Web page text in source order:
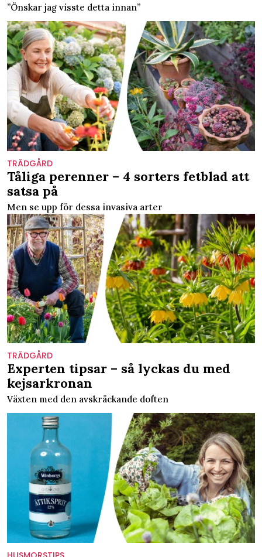
”Önskar jag visste detta innan”
TRÄDGÅRD
Tåliga perenner – 4 sorters fetblad att
satsa på
Men se upp för dessa invasiva arter
TRÄDGÅRD
Experten tipsar – så lyckas du med
kejsarkronan
Växten med den avskräckande doften